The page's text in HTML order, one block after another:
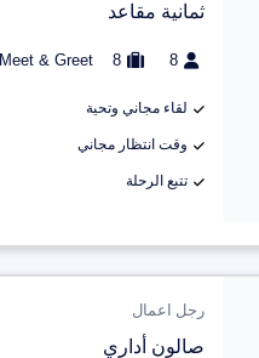
ثمانية مقاعد
8
8
Meet & Greet
لقاء مجاني وتحية
وقت انتظار مجاني
تتبع الرحلة
رجل اعمال
صالون أداري